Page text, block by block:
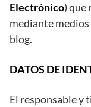
Electrónico) que
mediante medios
blog.
DATOS DE
El responsable y